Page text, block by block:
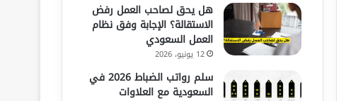
هل يحق لصاحب العمل رفض
الاستقالة؟ الإجابة وفق نظام
العمل السعودي
12 يونيو، 2026
سلم رواتب الضباط 2026 في
السعودية مع العلاوات